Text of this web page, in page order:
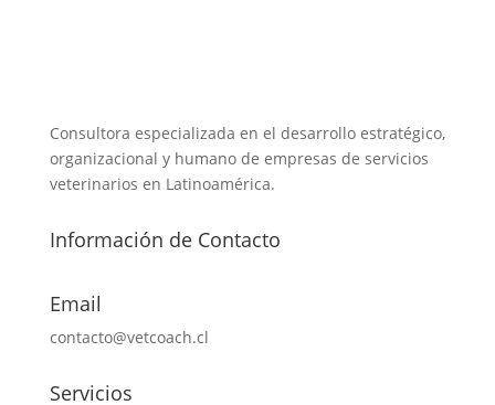
Consultora especializada en el desarrollo estratégico,
organizacional y humano de empresas de servicios
veterinarios en Latinoamérica.
Información de Contacto
Email
contacto@vetcoach.cl
Servicios